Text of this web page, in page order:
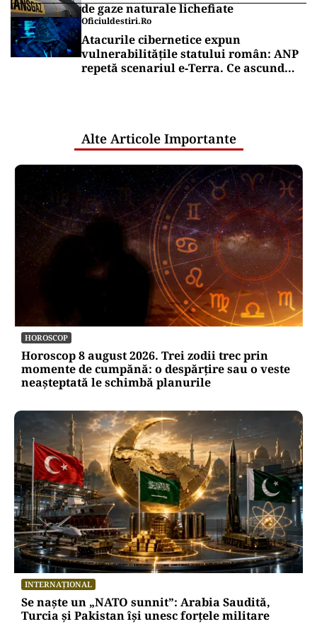
de gaze naturale lichefiate
Oficiuldestiri.ro
Atacurile cibernetice expun
vulnerabilitățile statului român: ANP
repetă scenariul e‑Terra. Ce ascund
Alte Articole Importante
HOROSCOP
Horoscop 8 august 2026. Trei zodii trec prin
momente de cumpănă: o despărțire sau o veste
neașteptată le schimbă planurile
INTERNAȚIONAL
Se naște un „NATO sunnit”: Arabia Saudită,
Turcia și Pakistan își unesc forțele militare